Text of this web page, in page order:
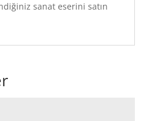
sanat eserini satın